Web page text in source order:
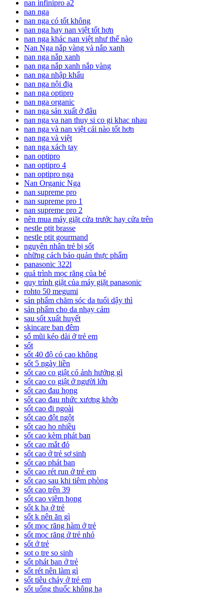
nan infinipro a2
nan nga
nan nga có tốt không
nan nga hay nan việt tốt hơn
nan nga khác nan việt như thế nào
Nan Nga nắp vàng và nắp xanh
nan nga nắp xanh
nan nga nắp xanh nắp vàng
nan nga nhập khẩu
nan nga nội địa
nan nga optipro
nan nga organic
nan nga sản xuất ở đâu
nan nga va nan thuy si co gi khac nhau
nan nga và nan việt cái nào tốt hơn
nan nga và việt
nan nga xách tay
nan optipro
nan optipro 4
nan optipro nga
Nan Organic Nga
nan supreme pro
nan supreme pro 1
nan supreme pro 2
nên mua máy giặt cửa trước hay cửa trên
nestle ptit brasse
nestle ptit gourmand
nguyên nhân trẻ bị sốt
những cách bảo quản thực phẩm
panasonic 322l
quá trình mọc răng của bé
quy trình giặt của máy giặt panasonic
rohto 50 megumi
sản phẩm chăm sóc da tuổi dậy thì
sản phẩm cho da nhạy cảm
sau sốt xuất huyết
skincare ban đêm
sổ mũi kéo dài ở trẻ em
sốt
sốt 40 độ có cao không
sốt 5 ngày liền
sốt cao co giật có ảnh hưởng gì
sốt cao co giật ở người lớn
sốt cao đau họng
sốt cao đau nhức xương khớp
sốt cao đi ngoài
sốt cao đột ngột
sốt cao ho nhiều
sốt cao kèm phát ban
sốt cao mắt đỏ
sốt cao ở trẻ sơ sinh
sốt cao phát ban
sốt cao rét run ở trẻ em
sốt cao sau khi tiêm phòng
sốt cao trên 39
sốt cao viêm họng
sốt k hạ ở trẻ
sốt k nên ăn gì
sốt mọc răng hàm ở trẻ
sốt mọc răng ở trẻ nhỏ
sốt ở trẻ
sot o tre so sinh
sốt phát ban ở trẻ
sốt rét nên làm gì
sốt tiêu chảy ở trẻ em
sốt uống thuốc không hạ